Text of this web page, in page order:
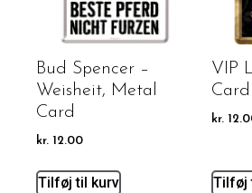
Bud Spencer –
Weisheit, Metal
Card
kr. 12.00
Tilføj til kurv
VIP
Card
kr.
Tilføj